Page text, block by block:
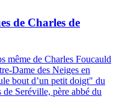
de Charles de
même de Charles Foucauld
Dame des Neiges en
bout d’un petit doigt" du
Seréville, père abbé du